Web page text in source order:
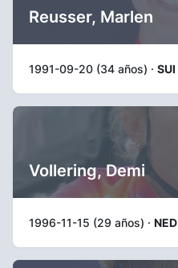
Reusser, Marlen
1991-09-20 (34 años) · SUI
Vollering, Demi
1996-11-15 (29 años) · NED